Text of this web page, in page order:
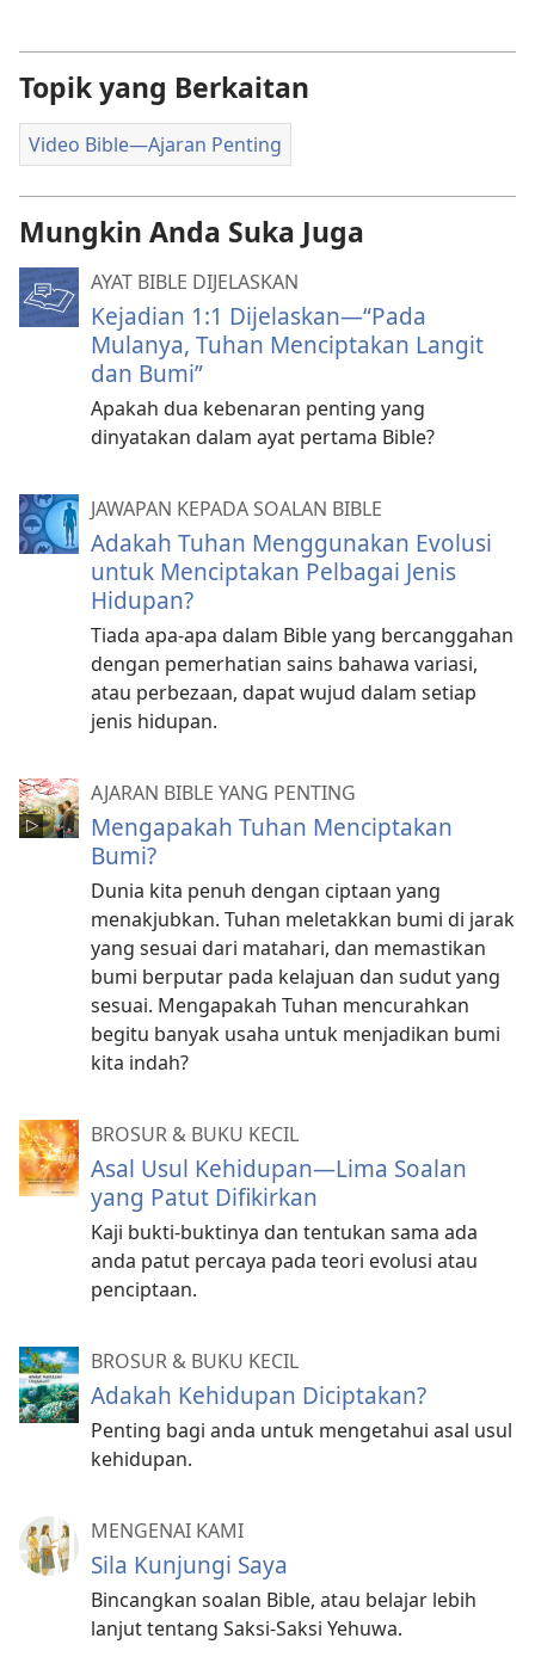
Topik yang Berkaitan
Video Bible—Ajaran Penting
Mungkin Anda Suka Juga
AYAT BIBLE DIJELASKAN
Kejadian 1:1 Dijelaskan​—“Pada
Mulanya, Tuhan Menciptakan Langit
dan Bumi”
Apakah dua kebenaran penting yang
dinyatakan dalam ayat pertama Bible?
JAWAPAN KEPADA SOALAN BIBLE
Adakah Tuhan Menggunakan Evolusi
untuk Menciptakan Pelbagai Jenis
Hidupan?
Tiada apa-apa dalam Bible yang bercanggahan
dengan pemerhatian sains bahawa variasi,
atau perbezaan, dapat wujud dalam setiap
jenis hidupan.
AJARAN BIBLE YANG PENTING
Mengapakah Tuhan Menciptakan
Bumi?
Dunia kita penuh dengan ciptaan yang
menakjubkan. Tuhan meletakkan bumi di jarak
yang sesuai dari matahari, dan memastikan
bumi berputar pada kelajuan dan sudut yang
sesuai. Mengapakah Tuhan mencurahkan
begitu banyak usaha untuk menjadikan bumi
kita indah?
BROSUR & BUKU KECIL
Asal Usul Kehidupan​—Lima Soalan
yang Patut Difikirkan
Kaji bukti-buktinya dan tentukan sama ada
anda patut percaya pada teori evolusi atau
penciptaan.
BROSUR & BUKU KECIL
Adakah Kehidupan Diciptakan?
Penting bagi anda untuk mengetahui asal usul
kehidupan.
MENGENAI KAMI
Sila Kunjungi Saya
Bincangkan soalan Bible, atau belajar lebih
lanjut tentang Saksi-Saksi Yehuwa.